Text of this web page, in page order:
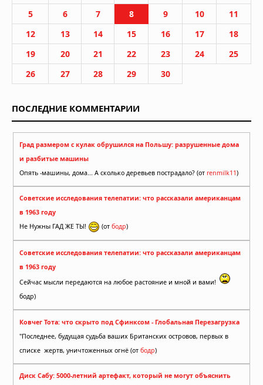
5
6 7 8 9 10
11
12
13 14 15 16 17
18
19
20 21 22 23 24
25
26
27 28 29 30
ПОСЛЕДНИЕ КОММЕНТАРИИ
Град размером с кулак обрушился на Польшу: разрушенные дома
и разбитые машины
Опять -машины, дома... А сколько деревьев пострадало? (от renmilk11)
Советские исследования телепатии: что рассказали американцам
в 1963 году
Не Нужны ГАД ЖЕ ТЫ!
(от бодр)
Советские исследования телепатии: что рассказали американцам
в 1963 году
Сейчас мысли передаются на любое растояние и мной и вами!
бодр)
Ковчег Тота: что скрыто под Сфинксом - Глобальная Перезагрузка
"Последнее, будущая судьба ваших Британских островов, первых в
списке жертв, уничтоженных огнё (от бодр)
Диск Сабу: 5000-летний артефакт, который не могут объяснить